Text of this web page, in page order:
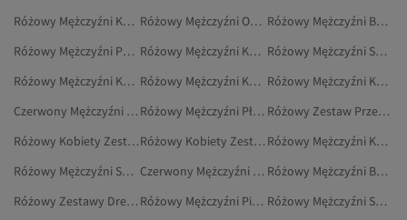
Różowy Mężczyźni Kurtki
Różowy Mężczyźni Odzież Domowa
Różowy Mężczyźni Body
Różowy Mężczyźni Podkoszulek
Różowy Mężczyźni Korony, Opaski Do Włosów I Spinki
Różowy Mężczyźni Swetry
Różowy Mężczyźni Korki Piłkarskie
Różowy Mężczyźni Koszulki
Różowy Mężczyźni Kapcie Domowe
Czerwony Mężczyźni Zestawy Dresowe
Różowy Mężczyźni Płaszcze I Kurtki
Różowy Zestaw Prześcieradeł
Różowy Kobiety Zestawy Dwuczęściowe
Różowy Kobiety Zestawy Dresowe
Różowy Mężczyźni Kapcie Skarpetkowe
Różowy Mężczyźni Spodnie Od Piżamy
Czerwony Mężczyźni Zestawy Dwuczęściowe
Różowy Mężczyźni Buty Piłkarskie
Różowy Zestawy Dresowe Ciążowe
Różowy Mężczyźni Piżamy
Różowy Mężczyźni Sukienki